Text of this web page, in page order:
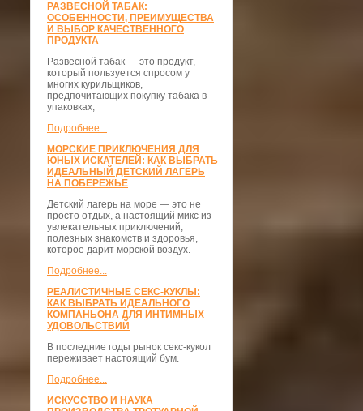
РАЗВЕСНОЙ ТАБАК:
ОСОБЕННОСТИ, ПРЕИМУЩЕСТВА
И ВЫБОР КАЧЕСТВЕННОГО
ПРОДУКТА
Развесной табак — это продукт,
который пользуется спросом у
многих курильщиков,
предпочитающих покупку табака в
упаковках,
Подробнее...
МОРСКИЕ ПРИКЛЮЧЕНИЯ ДЛЯ
ЮНЫХ ИСКАТЕЛЕЙ: КАК ВЫБРАТЬ
ИДЕАЛЬНЫЙ ДЕТСКИЙ ЛАГЕРЬ
НА ПОБЕРЕЖЬЕ
Детский лагерь на море — это не
просто отдых, а настоящий микс из
увлекательных приключений,
полезных знакомств и здоровья,
которое дарит морской воздух.
Подробнее...
РЕАЛИСТИЧНЫЕ СЕКС-КУКЛЫ:
КАК ВЫБРАТЬ ИДЕАЛЬНОГО
КОМПАНЬОНА ДЛЯ ИНТИМНЫХ
УДОВОЛЬСТВИЙ
В последние годы рынок секс-кукол
переживает настоящий бум.
Подробнее...
ИСКУССТВО И НАУКА